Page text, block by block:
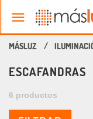
ESCAFANDRAS
6 productos